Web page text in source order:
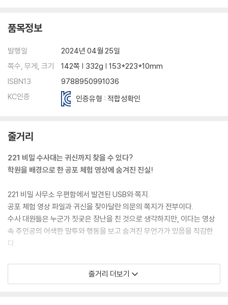
품목정보
발행일
2024년 04월 25일
쪽수, 무게, 크기
142쪽 | 332g | 153*223*10mm
ISBN13
9788950991036
KC인증
인증유형 : 적합성확인
줄거리
221 비밀 수사대는 귀신까지 찾을 수 있다?
학원을 배경으로 한 공포 체험 영상에 숨겨진 진실!
221 비밀 사무소 우편함에서 발견된 USB와 쪽지.
공포 체험 영상 파일과 귀신을 찾아달란 의문의 쪽지가 전부이다.
수사 대원들은 누군가 짓궂은 장난을 친 것으로 생각하지만, 이다는 영상
속 주인공의 어색한 말투와 행동을 보고 숨겨진 무언가가 있음을 직감한
다.
수사 대원들은 영상 속 배경인 일등만 학원으로 향하고 입학 테스트에 통
과한 한새가 단독 수사를 진행한다. 그러던 중 주말 B반의 친목을 쌓기 위
줄거리 더보기